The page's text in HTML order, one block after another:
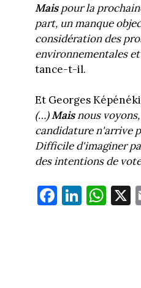
Maispour la
part, un manque
considération des
environnementales
tance-t-il.
Et Georges
(…)Maisnous
candidature n'arrive
Difficile d'imaginer
des intentions de vote
Fa
ce
Li
nk
W
ha
X